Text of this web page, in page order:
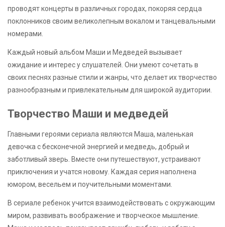
проводят концерты в различных городах, покоряя сердца
поклонников своим великолепным вокалом и танцевальными
номерами.
Каждый новый альбом Маши и Медведей вызывает
ожидание и интерес у слушателей. Они умеют сочетать в
своих песнях разные стили и жанры, что делает их творчество
разнообразным и привлекательным для широкой аудитории.
Творчество Маши и медведей
Главными героями сериала являются Маша, маленькая
девочка с бесконечной энергией и медведь, добрый и
заботливый зверь. Вместе они путешествуют, устраивают
приключения и учатся новому. Каждая серия наполнена
юмором, весельем и поучительными моментами.
В сериале ребенок учится взаимодействовать с окружающим
миром, развивать воображение и творческое мышление.